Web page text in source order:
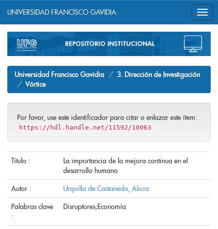
navigation
UNIVERSIDAD FRANCISCO GAVIDIA
Universidad Francisco Gavidia
3. Dirección de Investigación
Vórtice
Por favor, use este identificador para citar o enlazar este ítem:
https://hdl.handle.net/11592/10063
Título :
La importancia de la mejora continua en el
desarrollo humano
Autor : Urquilla de Castaneda, Alicia
Palabras clave
:
Disruptores;Economía